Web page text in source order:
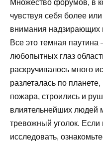
Множество форумов, в
чувствуя себя более
внимания надзирающих
Все это темная паутина
любопытных глаз
раскручивалось много
разлеталась по
пожара, строились и
влиятельнейших людей
тревожный уголок. Если
исследовать,